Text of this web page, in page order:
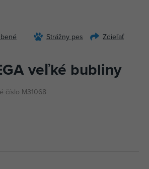
Strážny pes Zdieľať
veľké bubliny
číslo M31068